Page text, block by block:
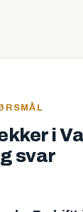
i
svar